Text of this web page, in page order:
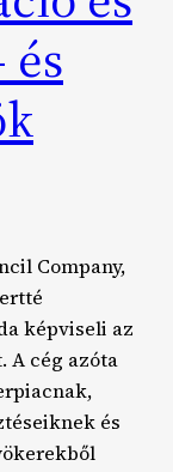
Company,
képviseli az
A cég azóta
és